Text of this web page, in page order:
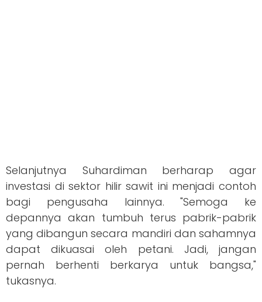
Selanjutnya Suhardiman berharap agar
investasi di sektor hilir sawit ini menjadi contoh
bagi pengusaha lainnya. "Semoga ke
depannya akan tumbuh terus pabrik-pabrik
yang dibangun secara mandiri dan sahamnya
dapat dikuasai oleh petani. Jadi, jangan
pernah berhenti berkarya untuk bangsa,"
tukasnya.